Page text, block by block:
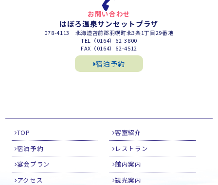
お問い合わせ
はぼろ温泉サンセットプラザ
078-4113 北海道苫前郡羽幌町北3条1丁目29番地
TEL（0164）62-3800
FAX（0164）62-4512
宿泊予約
TOP
客室紹介
宿泊予約
レストラン
宴会プラン
館内案内
アクセス
観光案内